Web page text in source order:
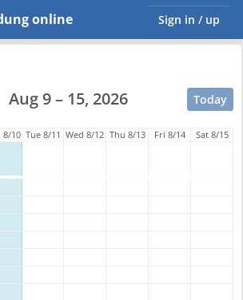
online Sign in / up
Aug 9 – 15, 2026 Today
8/10 Tue 8/11 Wed 8/12 Thu 8/13 Fri 8/14 Sat 8/15